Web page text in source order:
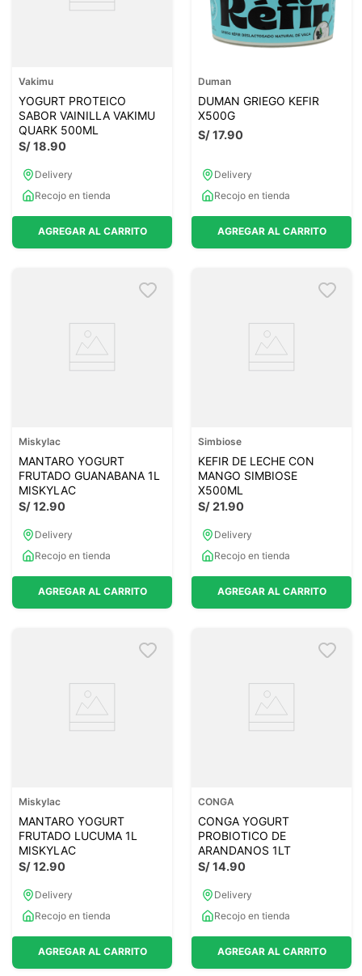
Vakimu
YOGURT PROTEICO
SABOR VAINILLA VAKIMU
QUARK 500ML
S/18.90
Delivery
Recojo en tienda
AGREGAR AL CARRITO
Duman
DUMAN GRIEGO KEFIR
X500G
S/17.90
Delivery
Recojo en tienda
AGREGAR AL CARRITO
Miskylac
MANTARO YOGURT
FRUTADO GUANABANA 1L
MISKYLAC
S/12.90
Delivery
Recojo en tienda
AGREGAR AL CARRITO
Simbiose
KEFIR DE LECHE CON
MANGO SIMBIOSE
X500ML
S/21.90
Delivery
Recojo en tienda
AGREGAR AL CARRITO
Miskylac
MANTARO YOGURT
FRUTADO LUCUMA 1L
MISKYLAC
S/12.90
Delivery
Recojo en tienda
AGREGAR AL CARRITO
CONGA
CONGA YOGURT
PROBIOTICO DE
ARANDANOS 1LT
S/14.90
Delivery
Recojo en tienda
AGREGAR AL CARRITO